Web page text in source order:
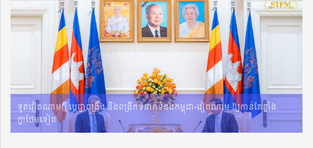
ទូតវៀតណាមថ្មី ប្ដេជ្ញាពង្រឹង និងពង្រីកទំនាក់ទំនងកម្ពុជា-វៀតណាម ឱ្យកាន់តែខ្លាំង
ក្លាថែមទៀត